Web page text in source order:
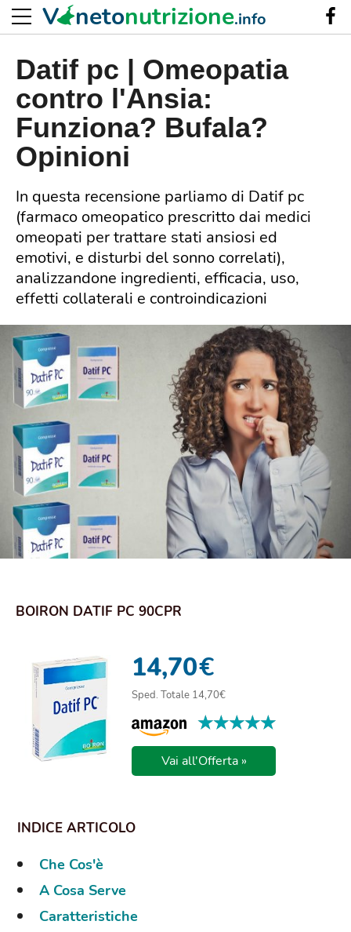
Datif pc | Omeopatia
contro l'Ansia:
Funziona? Bufala?
Opinioni
In questa recensione parliamo di Datif pc
(farmaco omeopatico prescritto dai medici
omeopati per trattare stati ansiosi ed
emotivi, e disturbi del sonno correlati),
analizzandone ingredienti, efficacia, uso,
effetti collaterali e controindicazioni
BOIRON DATIF PC 90CPR
14,70€
Sped. Totale 14,70€
★★★★★
★★★★★
Vai all'Offerta »
Che Cos'è
A Cosa Serve
Caratteristiche
V netonutrizione.info